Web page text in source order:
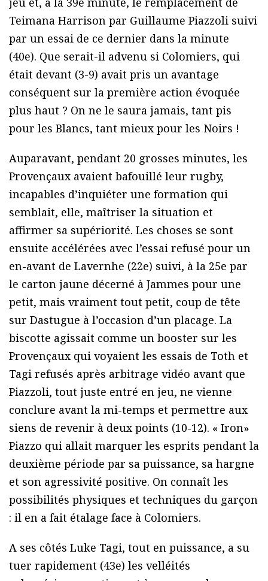
Teimana Harrison par Guillaume Piazzoli suivi
par un essai de ce dernier dans la minute
(40e). Que serait-il advenu si Colomiers, qui
était devant (3-9) avait pris un avantage
conséquent sur la première action évoquée
plus haut ? On ne le saura jamais, tant pis
pour les Blancs, tant mieux pour les Noirs !
Auparavant, pendant 20 grosses minutes, les
Provençaux avaient bafouillé leur rugby,
incapables d’inquiéter une formation qui
semblait, elle, maîtriser la situation et
affirmer sa supériorité. Les choses se sont
ensuite accélérées avec l’essai refusé pour un
en-avant de Lavernhe (22e) suivi, à la 25e par
le carton jaune décerné à Jammes pour une
petit, mais vraiment tout petit, coup de tête
sur Dastugue à l’occasion d’un placage. La
biscotte agissait comme un booster sur les
Provençaux qui voyaient les essais de Toth et
Tagi refusés après arbitrage vidéo avant que
Piazzoli, tout juste entré en jeu, ne vienne
conclure avant la mi-temps et permettre aux
siens de revenir à deux points (10-12). « Iron»
Piazzo qui allait marquer les esprits pendant la
deuxième période par sa puissance, sa hargne
et son agressivité positive. On connaît les
possibilités physiques et techniques du garçon
: il en a fait étalage face à Colomiers.
A ses côtés Luke Tagi, tout en puissance, a su
tuer rapidement (43e) les velléités